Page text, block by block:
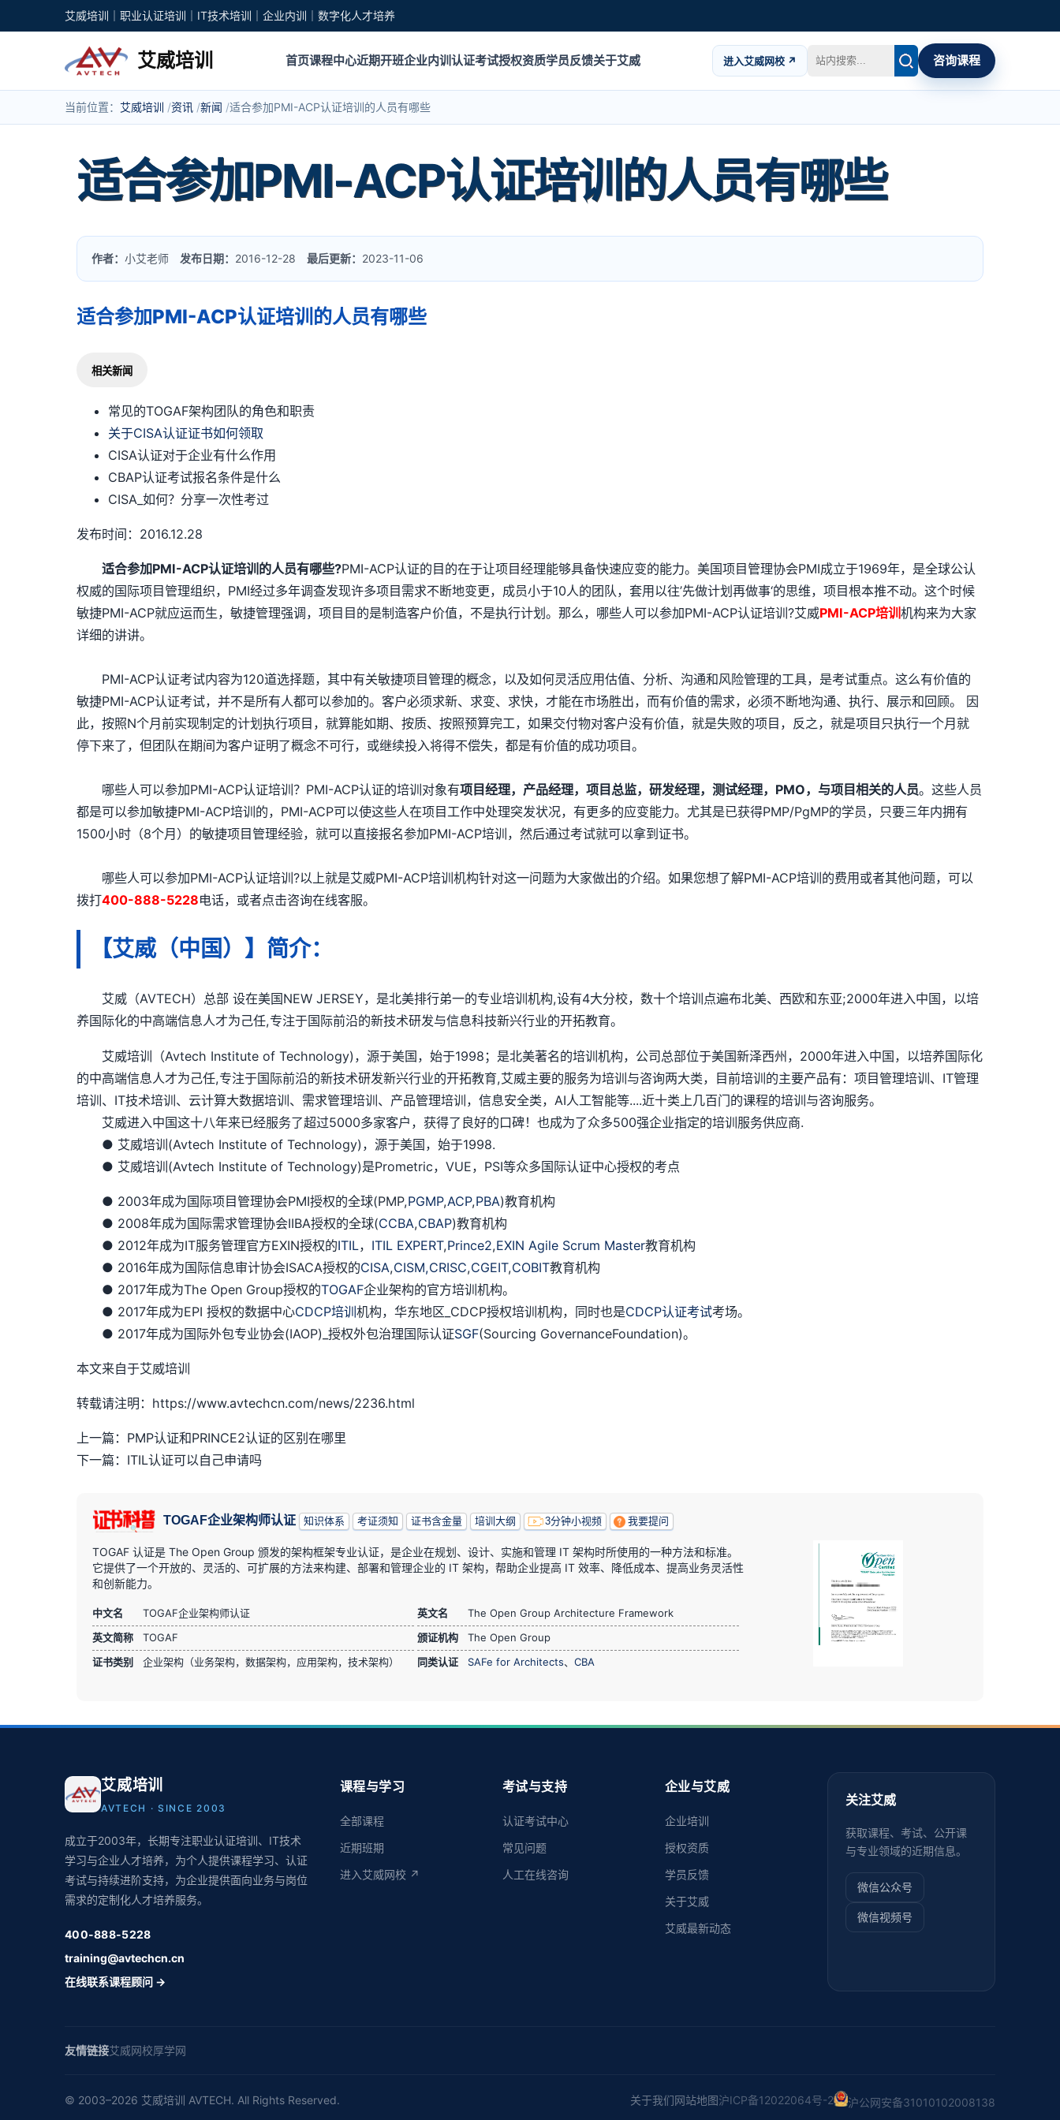
艾威培训｜职业认证培训｜IT技术培训｜企业内训｜数字化人才培养
艾威培训 首页课程中心近期开班企业内训认证考试授权资质学员反馈关于艾威 进入艾威网校 ↗ 咨询课程
当前位置： 艾威培训 资讯 新闻 适合参加PMI-ACP认证培训的人员有哪些
适合参加PMI-ACP认证培训的人员有哪些
作者：小艾老师 发布日期： 2016-12-28最后更新： 2023-11-06
适合参加PMI-ACP认证培训的人员有哪些
相关新闻
常见的TOGAF架构团队的角色和职责
关于CISA认证证书如何领取
CISA认证对于企业有什么作用
CBAP认证考试报名条件是什么
CISA_如何？分享一次性考过
发布时间：2016.12.28
适合参加PMI-ACP认证培训的人员有哪些?PMI-ACP认证的目的在于让项目经理能够具备快速应变的能力。美国项目管理协会PMI成立于1969年，是全球公认
权威的国际项目管理组织，PMI经过多年调查发现许多项目需求不断地变更，成员小于10人的团队，套用以往’先做计划再做事‘的思维，项目根本推不动。这个时候
敏捷PMI-ACP就应运而生，敏捷管理强调，项目目的是制造客户价值，不是执行计划。那么，哪些人可以参加PMI-ACP认证培训?艾威PMI-ACP培训机构来为大家
详细的讲讲。
PMI-ACP认证考试内容为120道选择题，其中有关敏捷项目管理的概念，以及如何灵活应用估值、分析、沟通和风险管理的工具，是考试重点。这么有价值的
敏捷PMI-ACP认证考试，并不是所有人都可以参加的。客户必须求新、求变、求快，才能在市场胜出，而有价值的需求，必须不断地沟通、执行、展示和回顾。 因
此，按照N个月前实现制定的计划执行项目，就算能如期、按质、按照预算完工，如果交付物对客户没有价值，就是失败的项目，反之，就是项目只执行一个月就
停下来了，但团队在期间为客户证明了概念不可行，或继续投入将得不偿失，都是有价值的成功项目。
哪些人可以参加PMI-ACP认证培训？PMI-ACP认证的培训对象有项目经理，产品经理，项目总监，研发经理，测试经理，PMO，与项目相关的人员。这些人员
都是可以参加敏捷PMI-ACP培训的，PMI-ACP可以使这些人在项目工作中处理突发状况，有更多的应变能力。尤其是已获得PMP/PgMP的学员，只要三年内拥有
1500小时（8个月）的敏捷项目管理经验，就可以直接报名参加PMI-ACP培训，然后通过考试就可以拿到证书。
哪些人可以参加PMI-ACP认证培训?以上就是艾威PMI-ACP培训机构针对这一问题为大家做出的介绍。如果您想了解PMI-ACP培训的费用或者其他问题，可以
拨打400-888-5228电话，或者点击咨询在线客服。
【艾威（中国）】简介：
艾威（AVTECH）总部 设在美国NEW JERSEY，是北美排行弟一的专业培训机构,设有4大分校，数十个培训点遍布北美、西欧和东亚;2000年进入中国，以培
养国际化的中高端信息人才为己任,专注于国际前沿的新技术研发与信息科技新兴行业的开拓教育。
艾威培训（Avtech Institute of Technology)，源于美国，始于1998；是北美著名的培训机构，公司总部位于美国新泽西州，2000年进入中国，以培养国际化
的中高端信息人才为己任,专注于国际前沿的新技术研发新兴行业的开拓教育,艾威主要的服务为培训与咨询两大类，目前培训的主要产品有：项目管理培训、IT管理
培训、IT技术培训、云计算大数据培训、需求管理培训、产品管理培训，信息安全类，AI人工智能等....近十类上几百门的课程的培训与咨询服务。
艾威进入中国这十八年来已经服务了超过5000多家客户，获得了良好的口碑！也成为了众多500强企业指定的培训服务供应商.
● 艾威培训(Avtech Institute of Technology)，源于美国，始于1998.
● 艾威培训(Avtech Institute of Technology)是Prometric，VUE，PSI等众多国际认证中心授权的考点
● 2003年成为国际项目管理协会PMI授权的全球(PMP,PGMP,ACP,PBA)教育机构
● 2008年成为国际需求管理协会IIBA授权的全球(CCBA,CBAP)教育机构
● 2012年成为IT服务管理官方EXIN授权的ITIL， ITIL EXPERT,Prince2,EXIN Agile Scrum Master教育机构
● 2016年成为国际信息审计协会ISACA授权的CISA,CISM,CRISC,CGEIT,COBIT教育机构
● 2017年成为The Open Group授权的TOGAF企业架构的官方培训机构。
● 2017年成为EPI 授权的数据中心CDCP培训机构，华东地区_CDCP授权培训机构，同时也是CDCP认证考试考场。
● 2017年成为国际外包专业协会(IAOP)_授权外包治理国际认证SGF(Sourcing GovernanceFoundation)。
本文来自于艾威培训
转载请注明：https://www.avtechcn.com/news/2236.html
上一篇：PMP认证和PRINCE2认证的区别在哪里
下一篇：ITIL认证可以自己申请吗
TOGAF企业架构师认证 知识体系 考证须知 证书含金量 培训大纲 3分钟小视频 我要提问
TOGAF 认证是 The Open Group 颁发的架构框架专业认证，是企业在规划、设计、实施和管理 IT 架构时所使用的一种方法和标准。
它提供了一个开放的、灵活的、可扩展的方法来构建、部署和管理企业的 IT 架构，帮助企业提高 IT 效率、降低成本、提高业务灵活性
和创新能力。
中文名 TOGAF企业架构师认证 英文名
The Open Group Architecture Framework
英文简称
TOGAF 颁证机构
The Open Group
证书类别
企业架构（业务架构，数据架构，应用架构，技术架构） 同类认证 SAFe for Architects、CBA
艾威培训
AVTECH · SINCE 2003
成立于2003年，长期专注职业认证培训、IT技术
学习与企业人才培养，为个人提供课程学习、认证
考试与持续进阶支持，为企业提供面向业务与岗位
需求的定制化人才培养服务。
400-888-5228
training@avtechcn.cn
在线联系课程顾问 →
课程与学习
全部课程
近期班期
进入艾威网校 ↗
考试与支持
认证考试中心
常见问题
人工在线咨询
企业与艾威
企业培训
授权资质
学员反馈
关于艾威
艾威最新动态
关注艾威
获取课程、考试、公开课
与专业领域的近期信息。
微信公众号
微信视频号
友情链接艾威网校厚学网
© 2003–2026 艾威培训 AVTECH. All Rights Reserved. 关于我们网站地图沪ICP备12022064号-2 沪公网安备31010102008138